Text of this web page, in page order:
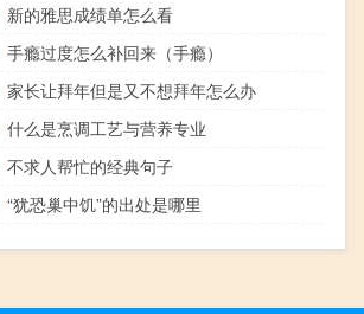
新的雅思成绩单怎么看
手瘾过度怎么补回来（手瘾）
家长让拜年但是又不想拜年怎么办
什么是烹调工艺与营养专业
不求人帮忙的经典句子
“犹恐巢中饥”的出处是哪里